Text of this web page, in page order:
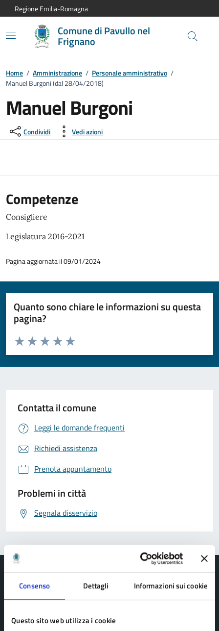
Consenso Dettagli Informazioni sui cookie
Questo sito web utilizza i cookie
Vai al contenuto principale
Vai alla navigazione del sito
Vai al piede di pagina
Regione Emilia-Romagna
Comune di Pavullo nel
Frignano
Home / Amministrazione / Personale amministrativo /
Manuel Burgoni (dal 28/04/2018)
Manuel Burgoni
Condividi Vedi azioni
Competenze
Consigliere
Legislatura 2016-2021
Pagina aggiornata il 09/01/2024
Quanto sono chiare le informazioni su questa
pagina?
Valuta da 1 a 5 stelle la pagina
Valuta 5 stelle su 5
Valuta 4 stelle su 5
Valuta 3 stelle su 5
Valuta 2 stelle su 5
Valuta 1 stelle su 5
Contatta il comune
Leggi le domande frequenti
Richiedi assistenza
Prenota appuntamento
Problemi in città
Segnala disservizio